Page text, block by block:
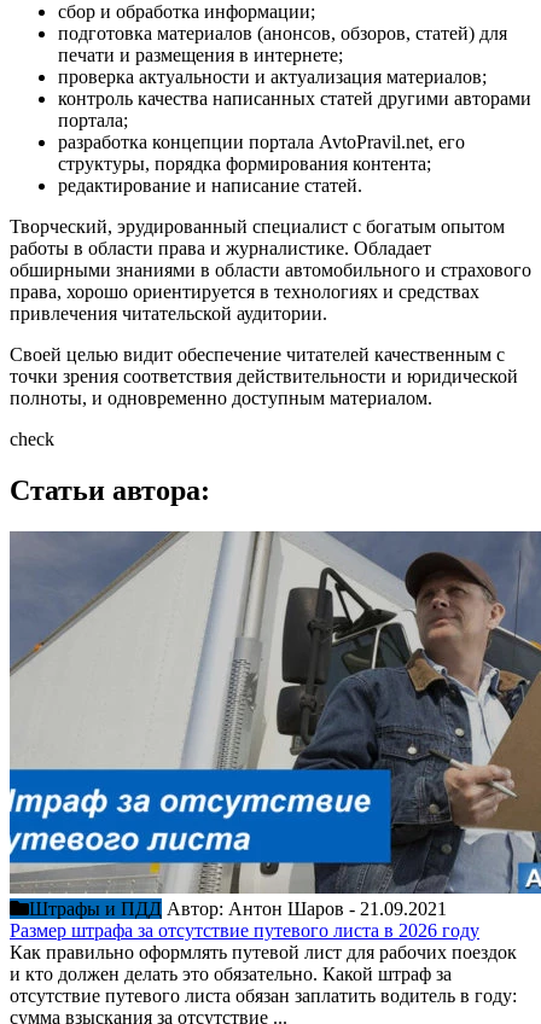
сбор и обработка информации;
подготовка материалов (анонсов, обзоров, статей) для
печати и размещения в интернете;
проверка актуальности и актуализация материалов;
контроль качества написанных статей другими авторами
портала;
разработка концепции портала AvtoPravil.net, его
структуры, порядка формирования контента;
редактирование и написание статей.
Творческий, эрудированный специалист с богатым опытом
работы в области права и журналистике. Обладает
обширными знаниями в области автомобильного и страхового
права, хорошо ориентируется в технологиях и средствах
привлечения читательской аудитории.
Своей целью видит обеспечение читателей качественным с
точки зрения соответствия действительности и юридической
полноты, и одновременно доступным материалом.
check
Статьи автора:
Штрафы и ПДД Автор: Антон Шаров - 21.09.2021
Размер штрафа за отсутствие путевого листа в 2026 году
Как правильно оформлять путевой лист для рабочих поездок
и кто должен делать это обязательно. Какой штраф за
отсутствие путевого листа обязан заплатить водитель в году:
сумма взыскания за отсутствие ...